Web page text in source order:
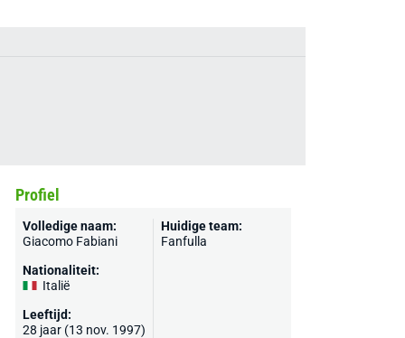
Profiel
Volledige naam:
Giacomo Fabiani
Nationaliteit:
Italië
Leeftijd:
28 jaar (13 nov. 1997)
Huidige team:
Fanfulla